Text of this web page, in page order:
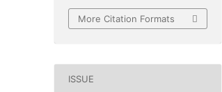
More Citation Formats
ISSUE